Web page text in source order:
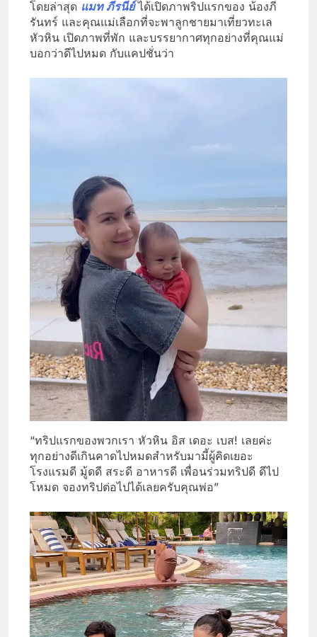
โดยล่าสุด แมท ภีรนีย์ ได้เปิดภาพริปแรกของ น้องภี
รันทร์ และคุณแม่เลือกที่จะพาลูกชายมาเที่ยวทะเล
หัวหิน เปิดภาพที่พัก และบรรยากาศทุกอย่างที่คุณแม่
บอกว่าดีไปหมด กับแคปชั่นว่า
“ทริปแรกของพวกเรา หัวหิน อิส เดอะ เบส! เลยค่ะ
ทุกอย่างดีเกินคาดไปหมดสำหรับมามี้ผู้คิดเยอะ
โรงแรมดี มู้ดดี สระดี อาหารดี เพื่อนร่วมทริปดี ดีไป
โหมด จองทริปต่อไปได้เลยครับคุณพ่อ”